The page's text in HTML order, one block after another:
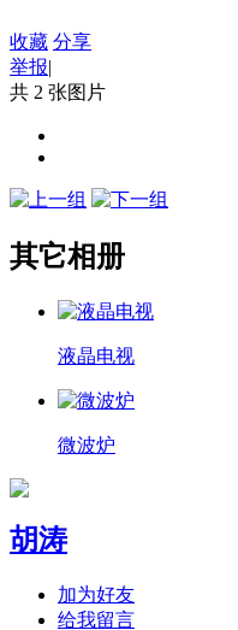
收藏 分享
举报|
共 2 张图片
其它相册
液晶电视
微波炉
胡涛
加为好友
给我留言